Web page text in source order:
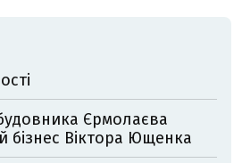
Єрмолаєва
бізнес Віктора Ющенка